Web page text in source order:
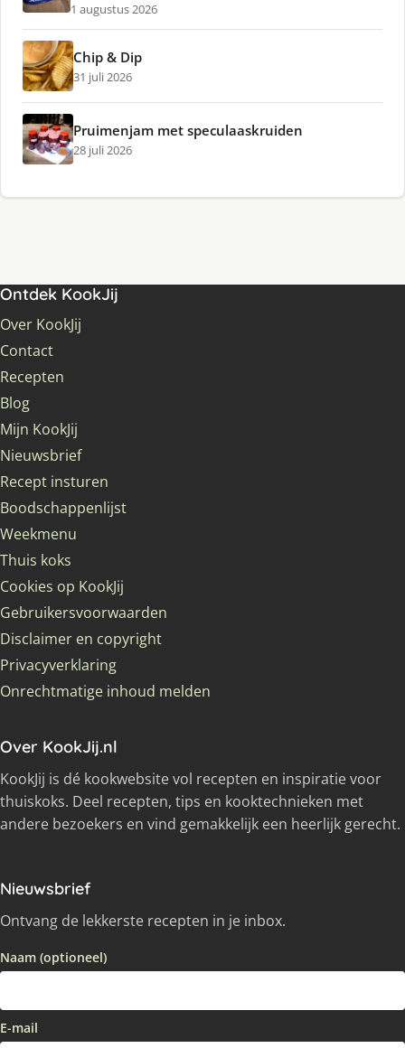
1 augustus 2026
Chip & Dip
31 juli 2026
Pruimenjam met speculaaskruiden
28 juli 2026
Ontdek KookJij
Over KookJij
Contact
Recepten
Blog
Mijn KookJij
Nieuwsbrief
Recept insturen
Boodschappenlijst
Weekmenu
Thuis koks
Cookies op KookJij
Gebruikersvoorwaarden
Disclaimer en copyright
Privacyverklaring
Onrechtmatige inhoud melden
Over KookJij.nl
KookJij is dé kookwebsite vol recepten en inspiratie voor
thuiskoks. Deel recepten, tips en kooktechnieken met
andere bezoekers en vind gemakkelijk een heerlijk gerecht.
Nieuwsbrief
Ontvang de lekkerste recepten in je inbox.
Naam (optioneel)
E-mail